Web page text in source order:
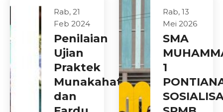
Rab, 21
Feb 2024
Penilaian
Ujian
Praktek
Munakahat
dan
Rab, 13
Mei 2026
SMA
1